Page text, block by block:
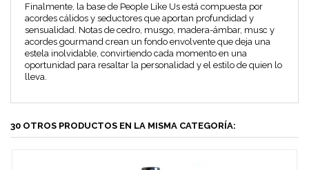
Finalmente, la base de People Like Us está compuesta por
acordes cálidos y seductores que aportan profundidad y
sensualidad. Notas de cedro, musgo, madera-ámbar, musc y
acordes gourmand crean un fondo envolvente que deja una
estela inolvidable, convirtiendo cada momento en una
oportunidad para resaltar la personalidad y el estilo de quien lo
lleva.
30 OTROS PRODUCTOS EN LA MISMA CATEGORÍA: